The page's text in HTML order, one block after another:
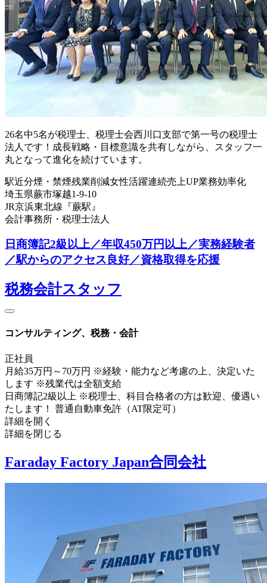
26名中5名が税理士、税理士会西川口支部で第一号の税理士
法人です！成長戦略・目標意識を共有しながら、スタッフ一
丸となって進化を続けています。
駅近分煙・禁煙残業削減女性活躍連続売上UP業務効率化
埼玉県蕨市塚越1-9-10
JR京浜東北線『蕨駅』
会計事務所・税理士法人
日商簿記2級以上／年収450万円以上／実務経験者
／駅からのアクセス良好／資格取得を応援
税務会計スタッフ
コンサルティング、税務・会計
正社員
月給35万円～70万円 ※経験・能力など考慮の上、決定いた
します ※残業代は全額支給
日商簿記2級以上 ※税理士、科目合格者の方は歓迎、優遇い
たします！ 普通自動車免許（AT限定可）
詳細を開く
詳細を閉じる
Faraday Factory Japan合同会社